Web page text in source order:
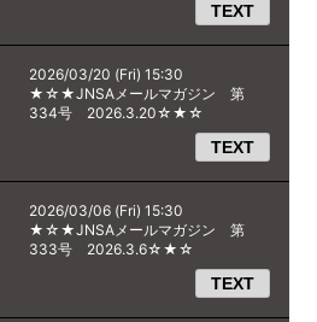
TEXT
2026/03/20 (Fri) 15:30
★☆★JNSAメールマガジン 第
334号 2026.3.20☆★☆
TEXT
2026/03/06 (Fri) 15:30
★☆★JNSAメールマガジン 第
333号 2026.3.6☆★☆
TEXT